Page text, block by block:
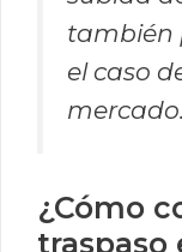
también
el caso
mercado.
¿Cómo
traspaso